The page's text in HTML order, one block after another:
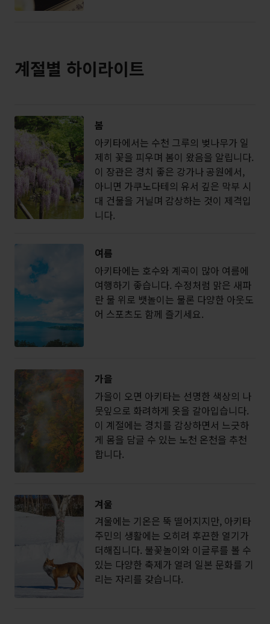
계절별 하이라이트
봄
아키타에서는 수천 그루의 벚나무가 일
제히 꽃을 피우며 봄이 왔음을 알립니다.
이 장관은 경치 좋은 강가나 공원에서,
아니면 가쿠노다테의 유서 깊은 막부 시
대 건물을 거닐며 감상하는 것이 제격입
니다.
여름
아키타에는 호수와 계곡이 많아 여름에
여행하기 좋습니다. 수정처럼 맑은 새파
란 물 위로 뱃놀이는 물론 다양한 아웃도
어 스포츠도 함께 즐기세요.
가을
가을이 오면 아키타는 선명한 색상의 나
뭇잎으로 화려하게 옷을 갈아입습니다.
이 계절에는 경치를 감상하면서 느긋하
게 몸을 담글 수 있는 노천 온천을 추천
합니다.
겨울
겨울에는 기온은 뚝 떨어지지만, 아키타
주민의 생활에는 오히려 후끈한 열기가
더해집니다. 불꽃놀이와 이글루를 볼 수
있는 다양한 축제가 열려 일본 문화를 기
리는 자리를 갖습니다.